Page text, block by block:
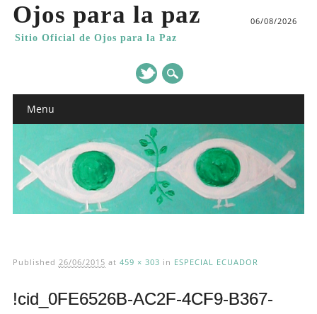
Ojos para la paz
Sitio Oficial de Ojos para la Paz
06/08/2026
Main menu
Menu
Published 26/06/2015 at 459 × 303 in ESPECIAL ECUADOR
!cid_0FE6526B-AC2F-4CF9-B367-